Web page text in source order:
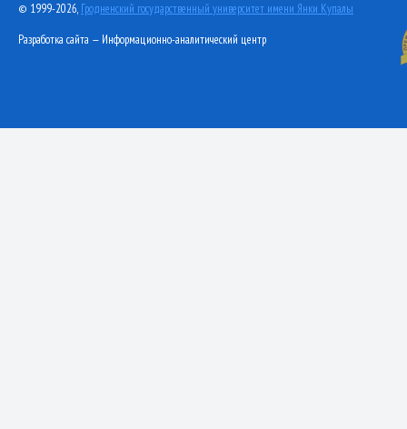
© 1999-2026, Гродненский государственный университет имени Янки Купалы
Разработка сайта — Информационно-аналитический центр